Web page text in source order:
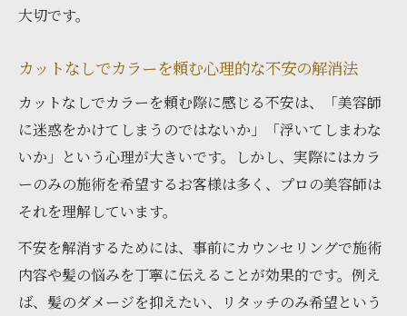
大切です。
カットなしでカラーを頼む心理的な不安の解消法
カットなしでカラーを頼む際に感じる不安は、「美容師
に迷惑をかけてしまうのではないか」「浮いてしまわな
いか」という心理が大きいです。しかし、実際にはカラ
ーのみの施術を希望するお客様は多く、プロの美容師は
それを理解しています。
不安を解消するためには、事前にカウンセリングで施術
内容や髪の悩みを丁寧に伝えることが効果的です。例え
ば、髪のダメージを抑えたい、リタッチのみ希望という